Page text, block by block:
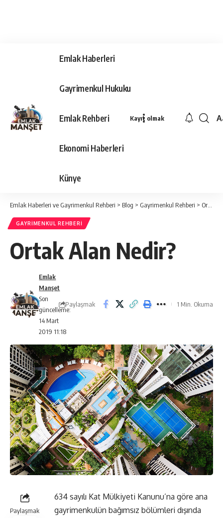
Emlak Haberleri
Gayrimenkul Hukuku
Emlak Rehberi
Ekonomi Haberleri
Künye
Kayıt olmak
Emlak Haberleri ve Gayrimenkul Rehberi > Blog > Gayrimenkul Rehberi > Ortak Alan Nedir?
GAYRIMENKUL REHBERI
Ortak Alan Nedir?
Son
güncelleme:
14 Mart
2019 11:18
Emlak
Manşet
Paylaşmak 1 Min. Okuma
Paylaşmak
634 sayılı Kat Mülkiyeti Kanunu’na göre ana
gayrimenkulün bağımsız bölümleri dışında